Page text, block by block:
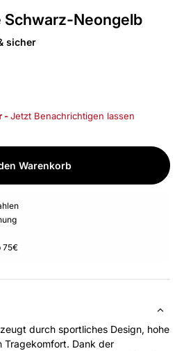
Schwarz-Neongelb
sicher
-Jetzt Benachrichtigen lassen
Warenkorb
75€
durch sportliches Design, hohe
Tragekomfort. Dank der